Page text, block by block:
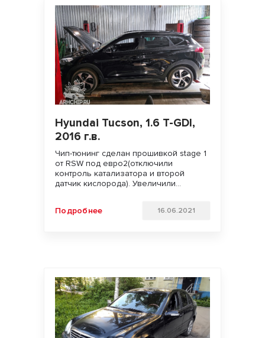
Hyundai Tucson, 1.6 T-GDI,
2016 г.в.
Чип-тюнинг сделан прошивкой stage 1
от RSW под евро2(отключили
контроль катализатора и второй
датчик кислорода). Увеличили
дорогах и бездорожьях!!!
Подробнее 16.06.2021